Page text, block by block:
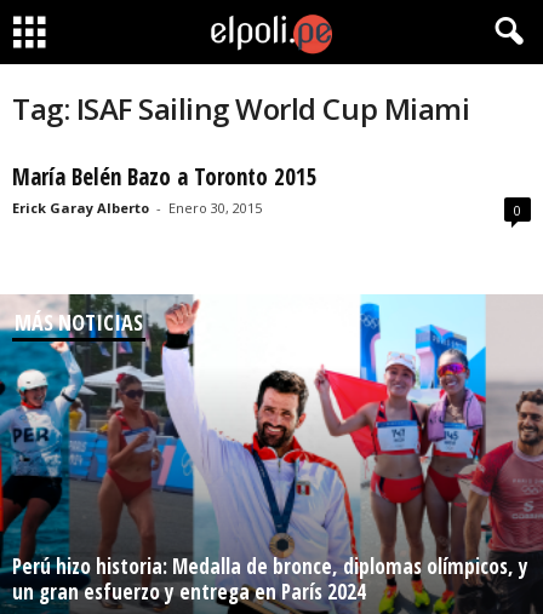
Tag: ISAF Sailing World Cup Miami
María Belén Bazo a Toronto 2015
Erick Garay Alberto - Enero 30, 2015 0
MÁS NOTICIAS
Perú hizo historia: Medalla de bronce, diplomas olímpicos, y
un gran esfuerzo y entrega en París 2024